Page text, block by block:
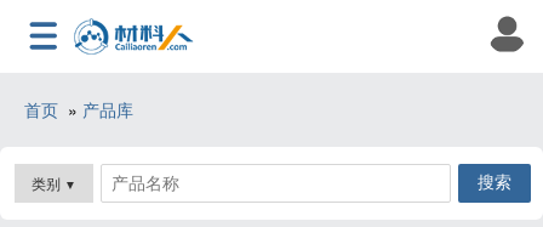
首页 » 产品库
类别 ▼